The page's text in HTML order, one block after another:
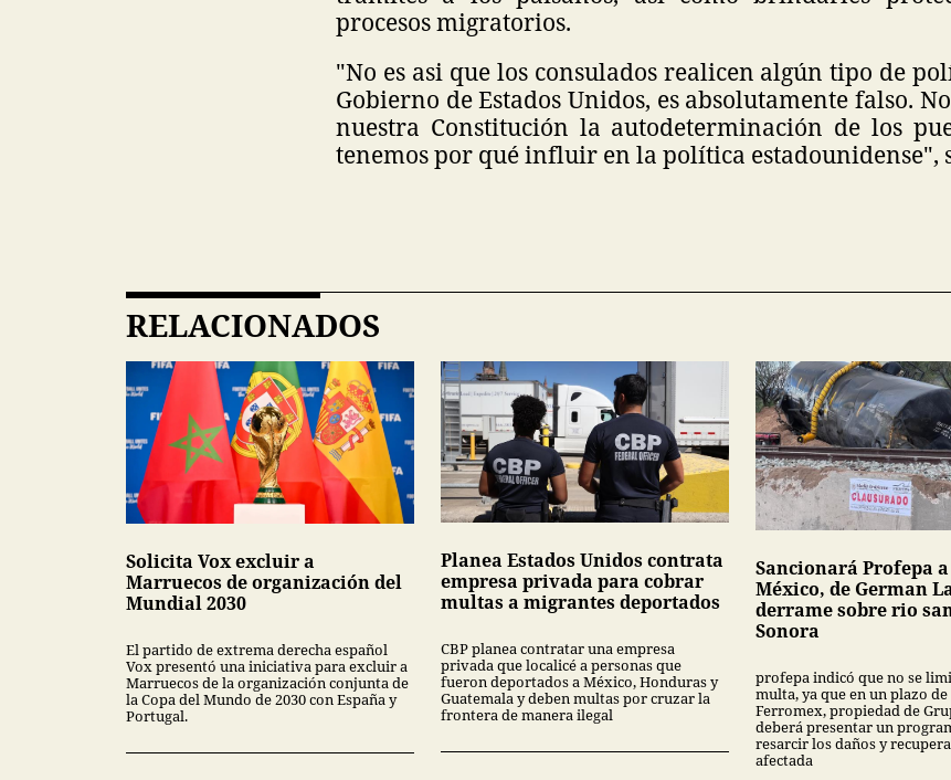
procesos migratorios.
"No es asi que los consulados realicen algún tipo de
Gobierno de Estados Unidos, es absolutamente falso.
nuestra Constitución la autodeterminación de los
tenemos por qué influir en la política estadounidense",
RELACIONADOS
Solicita Vox excluir a
Marruecos de organización del
Mundial 2030
El partido de extrema derecha español
Vox presentó una iniciativa para excluir a
Marruecos de la organización conjunta de
la Copa del Mundo de 2030 con España y
Portugal.
Planea Estados Unidos contrata
empresa privada para cobrar
multas a migrantes deportados
CBP planea contratar una empresa
privada que localicé a personas que
fueron deportados a México, Honduras y
Guatemala y deben multas por cruzar la
frontera de manera ilegal
Sancionará Profepa
México, de German
derrame sobre rio
Sonora
profepa indicó que no se
multa, ya que en un plazo de
Ferromex, propiedad de
deberá presentar un
resarcir los daños y
afectada